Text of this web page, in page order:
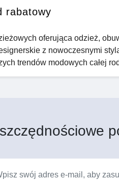
rabatowy
oferująca odzież,
z nowoczesnymi
trendów modowych całej